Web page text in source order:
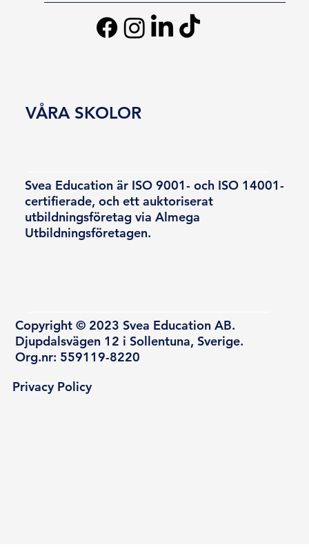
Svea Education är ISO 9001- och ISO 14001-
certifierade, och ett auktoriserat
utbildningsföretag via Almega
Utbildningsföretagen.
Copyright © 2023 Svea Education AB.
Djupdalsvägen 12 i Sollentuna, Sverige.
Org.nr: 559119-8220
VÅRA SKOLOR
Privacy Policy